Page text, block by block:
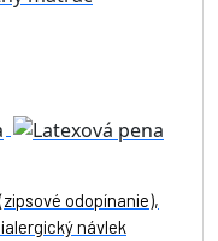
odopínanie),
návlek